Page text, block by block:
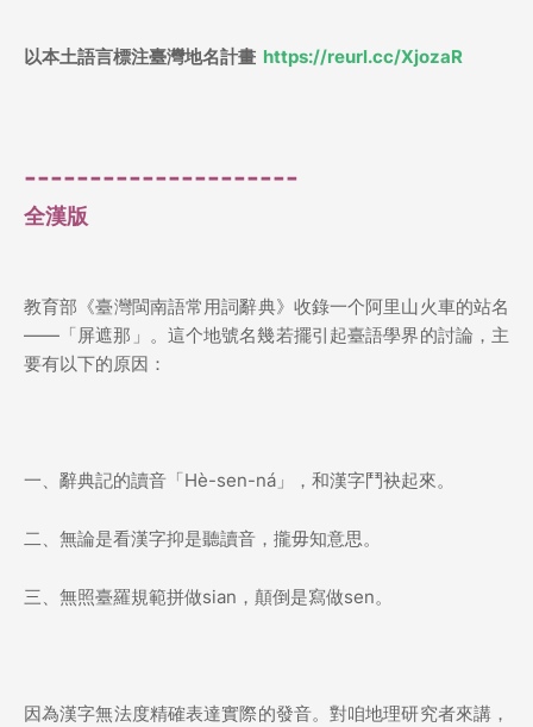
以本土語言標注臺灣地名計畫 https://reurl.cc/XjozaR
---------------------
全漢版
教育部《臺灣閩南語常用詞辭典》收錄一个阿里山火車的站名
——「屏遮那」。這个地號名幾若擺引起臺語學界的討論，主
要有以下的原因：
一、辭典記的讀音「Hè-sen-ná」，和漢字鬥袂起來。
二、無論是看漢字抑是聽讀音，攏毋知意思。
三、無照臺羅規範拼做sian，顛倒是寫做sen。
因為漢字無法度精確表達實際的發音。對咱地理研究者來講，